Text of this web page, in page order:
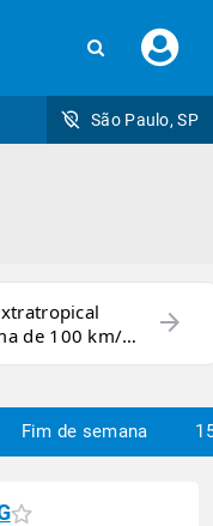
seu
São Paulo, SP
de 100 km/h
arrow_forward
Fim de semana